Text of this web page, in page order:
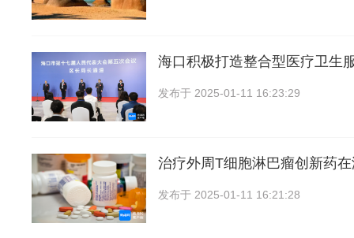
海口积极打造整合型医疗卫生
发布于 2025-01-11 16:23:29
治疗外周T细胞淋巴瘤创新药
发布于 2025-01-11 16:21:28